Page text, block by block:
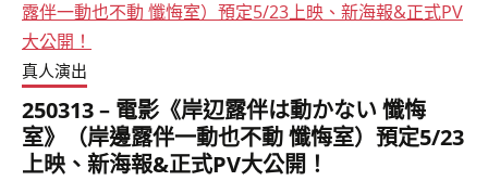
真人演出
250313 – 電影《岸辺露伴は動かない 懺悔
室》（岸邊露伴一動也不動 懺悔室）預定5/23
上映、新海報&正式PV大公開！